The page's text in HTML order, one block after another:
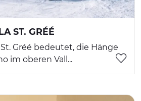
ST. GRÉÉ
Gréé bedeutet, die Hänge
im oberen Vall...